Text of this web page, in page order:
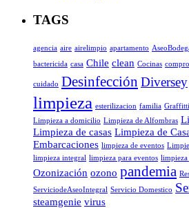
TAGS
agencia aire airelimpio apartamento
bactericida casa Chile clean Cocinas
cuidado Desinfección Diversey
limpieza esterilizacion familia
Limpieza a domicilio Limpieza de Alfombras
Limpieza de casas Limpieza de
Embarcaciones limpieza de eventos
limpieza integral limpieza para eventos
Ozonización ozono pandemia
ServiciodeAseoIntegral Servicio Domestico
steamgenie virus